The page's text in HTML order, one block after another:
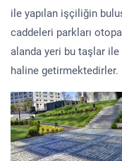
ile yapılan işçiliğin
caddeleri parkları
alanda yeri bu taşlar ile
haline getirmektedirler.